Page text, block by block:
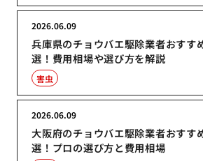
兵庫県のチョウバエ駆除業者おすす
選！費用相場や選び方を解説
2026.06.09
害虫
大阪府のチョウバエ駆除業者おすす
選！プロの選び方と費用相場
2026.06.09